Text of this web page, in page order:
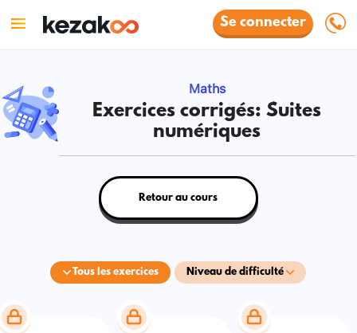
Se connecter
Maths
Exercices corrigés: Suites
numériques
Tous les exercices Niveau de difficulté
Retour au cours